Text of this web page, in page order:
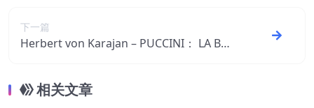
下一篇
Herbert von Karajan – PUCCINI： LA BO
相关文章